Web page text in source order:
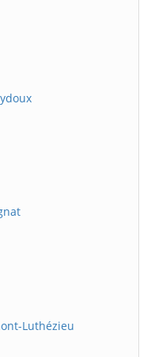
Luthézieu